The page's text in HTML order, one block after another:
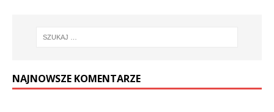
NAJNOWSZE KOMENTARZE